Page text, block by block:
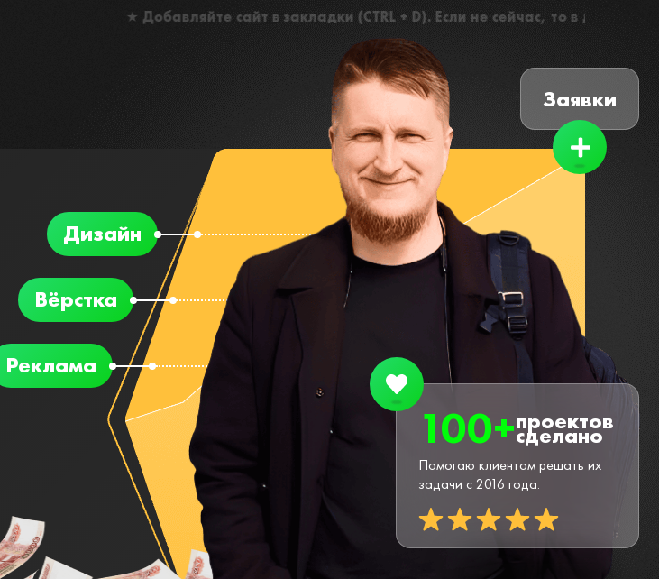
Добавляйте сайт в закладки (CTRL + D). Если не сейчас, то в дальнейшем точно пригожусь
|
Дизайн
Вёрстка
Реклама
100+проектов
сделано
Помогаю клиентам решать их
задачи с 2016 года.
Заявки